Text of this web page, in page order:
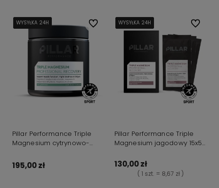
WYSYŁKA 24H
WYSYŁKA 24H
WYSYŁKA 24H
WYSYŁKA 24H
Pillar Performance Triple
Magnesium cytrynowo-
195,00 zł
Do ulubionychWYSYŁKA 24H
WYSYŁKA 24H
WYSYŁKA 24H
WYSYŁKA 24H
Pillar Performance Triple
Magnesium jagodowy 15x5g
130,00 zł
( 1 szt. = 8,67 zł )
Do